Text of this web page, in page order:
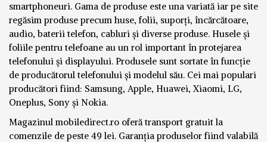
smartphoneuri. Gama de produse este una variată iar pe site
regăsim produse precum huse, folii, suporți, încărcătoare,
audio, baterii telefon, cabluri și diverse produse. Husele și
foliile pentru telefoane au un rol important în protejarea
telefonului și displayului. Produsele sunt sortate în funcție
de producătorul telefonului și modelul său. Cei mai populari
producători fiind: Samsung, Apple, Huawei, Xiaomi, LG,
Oneplus, Sony și Nokia.
Magazinul mobiledirect.ro oferă transport gratuit la
comenzile de peste 49 lei. Garanția produselor fiind valabilă